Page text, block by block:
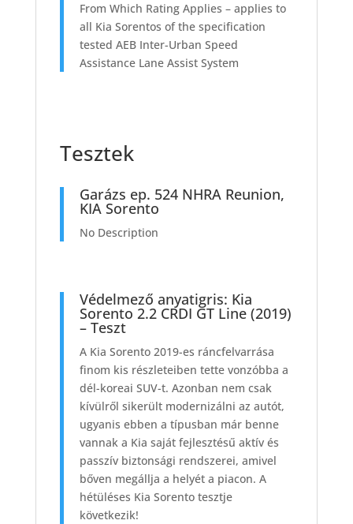
From Which Rating Applies – applies to
all Kia Sorentos of the specification
tested AEB Inter-Urban Speed
Assistance Lane Assist System
Tesztek
Garázs ep. 524 NHRA Reunion,
KIA Sorento
No Description
Védelmező anyatigris: Kia
Sorento 2.2 CRDI GT Line (2019)
– Teszt
A Kia Sorento 2019-es ráncfelvarrása
finom kis részleteiben tette vonzóbba a
dél-koreai SUV-t. Azonban nem csak
kívülről sikerült modernizálni az autót,
ugyanis ebben a típusban már benne
vannak a Kia saját fejlesztésű aktív és
passzív biztonsági rendszerei, amivel
bőven megállja a helyét a piacon. A
hétüléses Kia Sorento tesztje
következik!